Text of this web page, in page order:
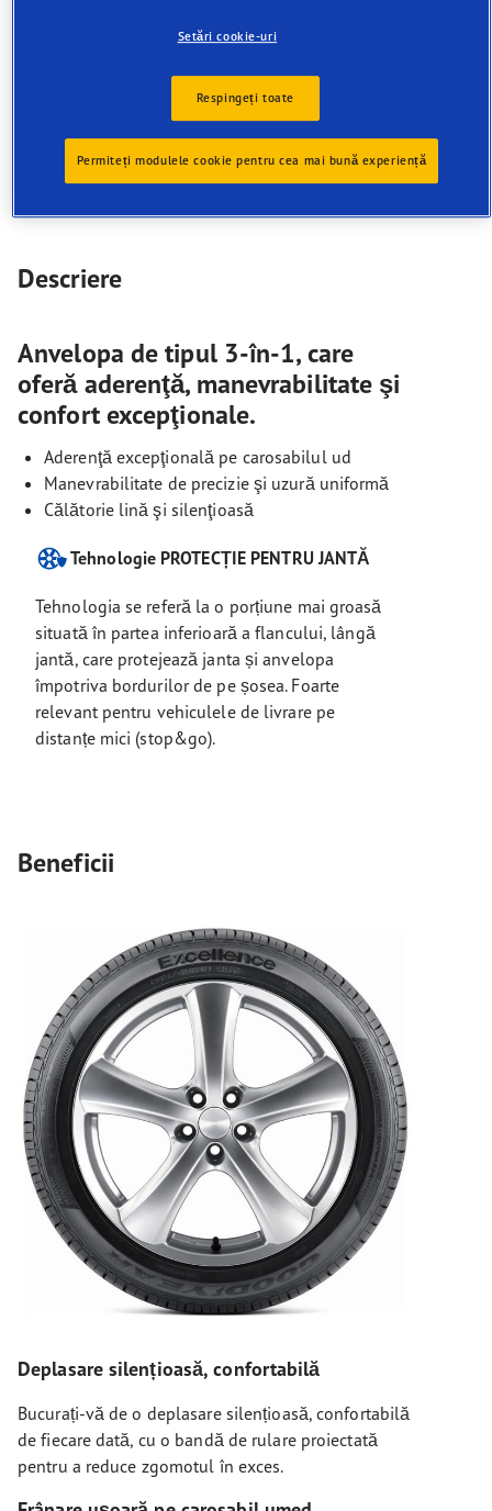
Aderenţă excepţională pe carosabilul ud
Călătorie lină şi silenţioasă
Tehnologie PROTECȚIE PENTRU JANTĂ
Descriere
Anvelopa de tipul 3-în-1, care
oferă aderenţă, manevrabilitate şi
confort excepţionale.
Aderenţă excepţională pe carosabilul ud
Manevrabilitate de precizie şi uzură uniformă
Călătorie lină şi silenţioasă
Tehnologie PROTECȚIE PENTRU JANTĂ
Tehnologia se referă la o porțiune mai groasă
situată în partea inferioară a flancului, lângă
jantă, care protejează janta și anvelopa
împotriva bordurilor de pe șosea. Foarte
relevant pentru vehiculele de livrare pe
distanțe mici (stop&go).
Beneficii
Deplasare silențioasă, confortabilă
Bucurați-vă de o deplasare silențioasă, confortabilă
de fiecare dată, cu o bandă de rulare proiectată
pentru a reduce zgomotul în exces.
Setări cookie-uri
Respingeți toate
Permiteți modulele cookie pentru cea mai bună experiență